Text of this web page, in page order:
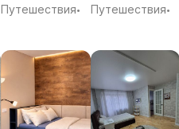
Путешествия•
Путешествия•